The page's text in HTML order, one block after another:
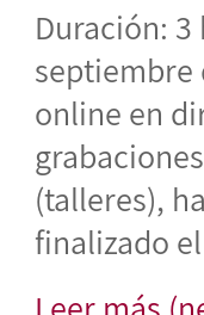
Duración:
septiembre
online en
(talleres),
finalizado